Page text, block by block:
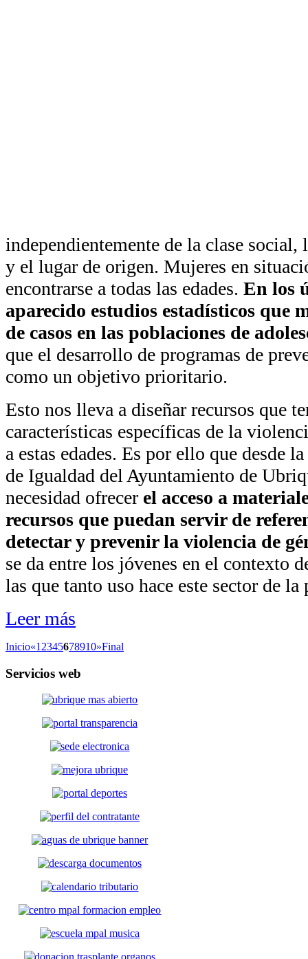
independientemente de la clase social,
y el lugar de origen. Mujeres en
encontrarse a todas las edades. En los
aparecido estudios estadísticos que
de casos en las poblaciones de
que el desarrollo de programas de
como un objetivo prioritario.
Esto nos lleva a diseñar recursos que
características específicas de la
a estas edades. Es por ello que desde
de Igualdad del Ayuntamiento de
necesidad ofrecer el acceso a
recursos que puedan servir de
detectar y prevenir la violencia de
se da entre los jóvenes en el contexto
las que tanto uso hace este sector de
Leer más
Inicio«1 2345678910»Final
Servicios web